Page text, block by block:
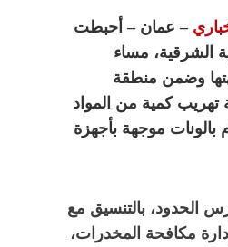
– عمان – أحبطت
الشرقية، مساء
وضمن منطقة
تهريب كمية من المواد
بالونات موجهة بأجهزة
الحدود، بالتنسيق مع
مكافحة المخدرات،